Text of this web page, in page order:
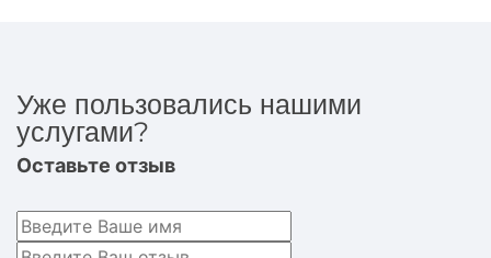
Уже пользовались нашими
услугами?
Оставьте отзыв